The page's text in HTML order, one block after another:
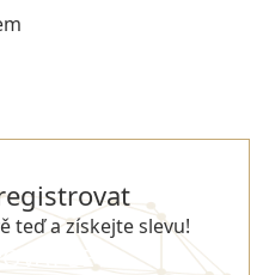
teď a získejte slevu!
SE